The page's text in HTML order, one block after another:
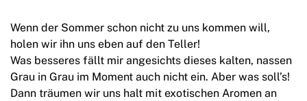
Wenn der Sommer schon nicht zu uns kommen will,
holen wir ihn uns eben auf den Teller!
Was besseres fällt mir angesichts dieses kalten, nassen
Grau in Grau im Moment auch nicht ein. Aber was soll’s!
Dann träumen wir uns halt mit exotischen Aromen an